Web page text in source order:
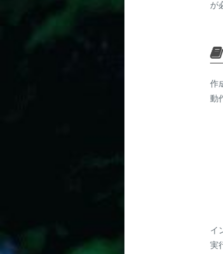
が
作
動
イ
実